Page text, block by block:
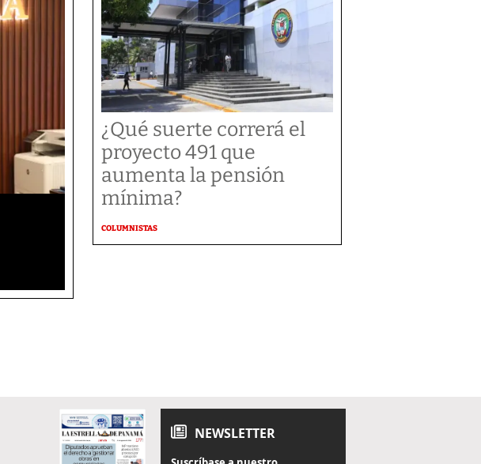
¿Qué suerte correrá el
proyecto 491 que
aumenta la pensión
mínima?
COLUMNISTAS
NEWSLETTER